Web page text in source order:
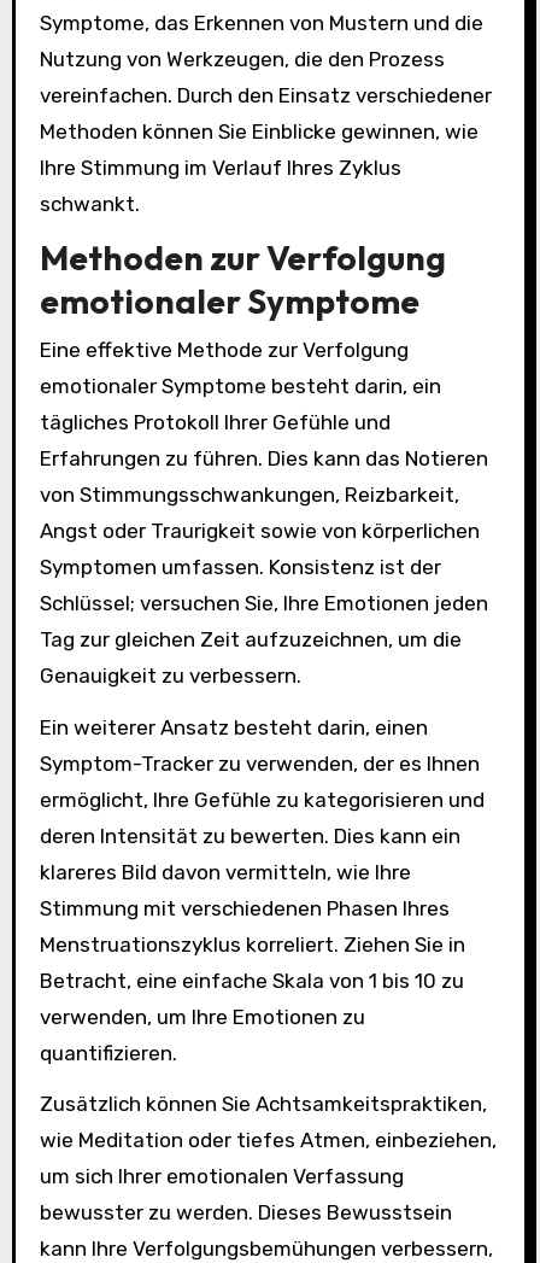
Symptome, das Erkennen von Mustern und die
Nutzung von Werkzeugen, die den Prozess
vereinfachen. Durch den Einsatz verschiedener
Methoden können Sie Einblicke gewinnen, wie
Ihre Stimmung im Verlauf Ihres Zyklus
schwankt.
Methoden zur Verfolgung
emotionaler Symptome
Eine effektive Methode zur Verfolgung
emotionaler Symptome besteht darin, ein
tägliches Protokoll Ihrer Gefühle und
Erfahrungen zu führen. Dies kann das Notieren
von Stimmungsschwankungen, Reizbarkeit,
Angst oder Traurigkeit sowie von körperlichen
Symptomen umfassen. Konsistenz ist der
Schlüssel; versuchen Sie, Ihre Emotionen jeden
Tag zur gleichen Zeit aufzuzeichnen, um die
Genauigkeit zu verbessern.
Ein weiterer Ansatz besteht darin, einen
Symptom-Tracker zu verwenden, der es Ihnen
ermöglicht, Ihre Gefühle zu kategorisieren und
deren Intensität zu bewerten. Dies kann ein
klareres Bild davon vermitteln, wie Ihre
Stimmung mit verschiedenen Phasen Ihres
Menstruationszyklus korreliert. Ziehen Sie in
Betracht, eine einfache Skala von 1 bis 10 zu
verwenden, um Ihre Emotionen zu
quantifizieren.
Zusätzlich können Sie Achtsamkeitspraktiken,
wie Meditation oder tiefes Atmen, einbeziehen,
um sich Ihrer emotionalen Verfassung
bewusster zu werden. Dieses Bewusstsein
kann Ihre Verfolgungsbemühungen verbessern,